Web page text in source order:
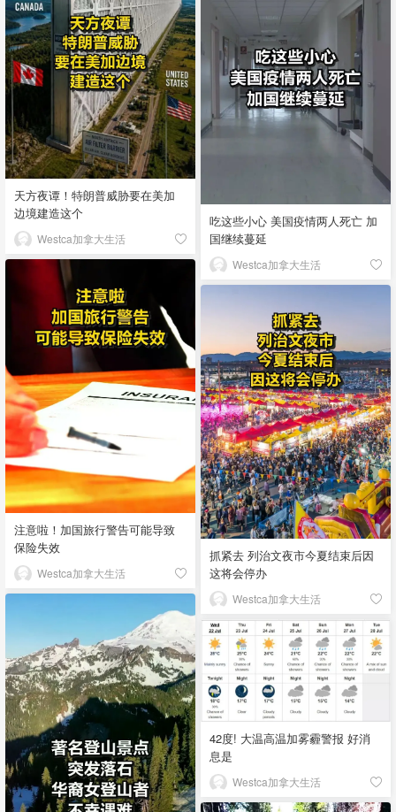
天方夜谭！特朗普威胁要在美加
边境建造这个
Westca加拿大生活
吃这些小心 美国疫情两人死亡 加
国继续蔓延
Westca加拿大生活
注意啦！加国旅行警告可能导致
保险失效
Westca加拿大生活
抓紧去 列治文夜市今夏结束后因
这将会停办
Westca加拿大生活
42度! 大温高温加雾霾警报 好消
息是
Westca加拿大生活